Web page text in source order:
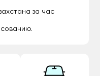
за час